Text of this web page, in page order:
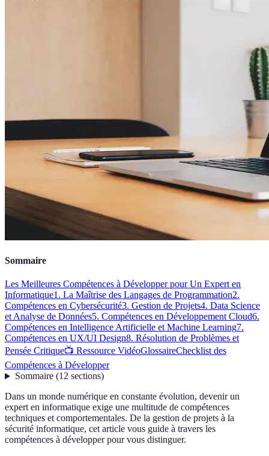
Sommaire
Les Meilleures Compétences à Développer pour Un Expert en
Informatique1. La Maîtrise des Langages de Programmation2.
Compétences en Cybersécurité3. Gestion de Projets4. Data Science
et Analyse de Données5. Compétences en Développement Cloud6.
Compétences en Intelligence Artificielle et Machine Learning7.
Compétences en UX/UI Design8. Résolution de Problèmes et
Pensée Critique📺 Ressource VidéoGlossaireChecklist des
Compétences à Développer
Sommaire(12 sections)
Dans un monde numérique en constante évolution, devenir un
expert en informatique exige une multitude de compétences
techniques et comportementales. De la gestion de projets à la
sécurité informatique, cet article vous guide à travers les
compétences à développer pour vous distinguer.